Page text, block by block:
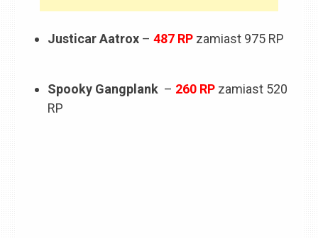
Justicar Aatrox –487 RP zamiast 975 RP
Spooky Gangplank – 260 RP zamiast 520
RP